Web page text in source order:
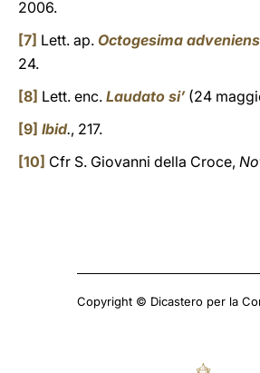
2006.
[7] Lett. ap. Octogesima adveniens
24.
[8] Lett. enc. Laudato si’(24
[9] Ibid., 217.
[10] Cfr S. Giovanni della Croce,
Copyright © Dicastero per la